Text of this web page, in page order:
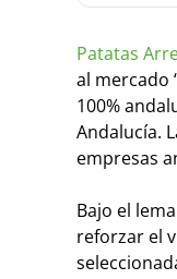
Patatas
al mercado
100%
Andalucía.
empresas
Bajo el
reforzar el